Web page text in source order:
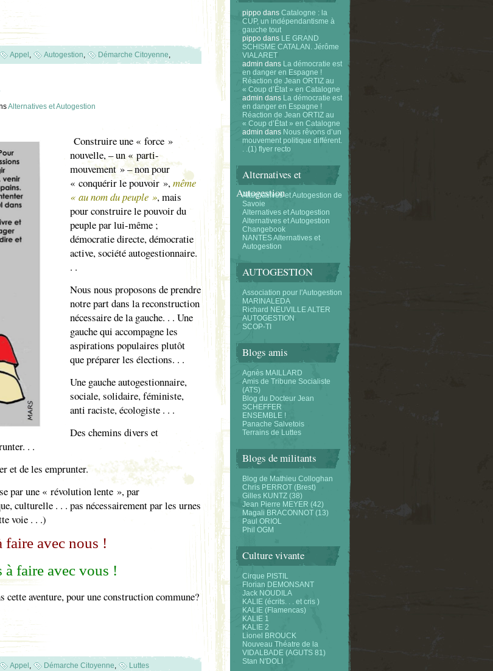
Appel , Autogestion, Démarche Citoyenne,
Alternatives et Autogestion
Construire une « force »
nouvelle, – un « parti-
mouvement » – non pour
« conquérir le pouvoir »,même
« au nom du peuple », mais
pour construire le pouvoir du
peuple par lui-même ;
démocratie directe, démocratie
active, société autogestionnaire.
. .
Nous nous proposons de prendre
notre part dans la reconstruction
nécessaire de la gauche. . . Une
gauche qui accompagne les
aspirations populaires plutôt
que préparer les élections. . .
Une gauche autogestionnaire,
sociale, solidaire, féministe,
anti raciste, écologiste . . .
Des chemins divers et
. .
et de les emprunter.
par une « révolution lente », par
culturelle . . . pas nécessairement par les urnes
voie . . .)
faire avec nous !
à faire avec vous !
cette aventure, pour une construction commune?
Appel , Démarche Citoyenne, Luttes
pippo dans Catalogne : la
CUP, un indépendantisme à
gauche tout
pippo dans LE GRAND
SCHISME CATALAN. Jérôme
VIALARET
admin dans La démocratie est
en danger en Espagne !
Réaction de Jean ORTIZ au
« Coup d’État » en Catalogne
admin dans La démocratie est
en danger en Espagne !
Réaction de Jean ORTIZ au
« Coup d’État » en Catalogne
admin dans Nous rêvons d’un
mouvement politique différent.
. .(1) flyer recto
Alternatives et
Autogestion
Alternatifves et Autogestion de
Savoie
Alternatives et Autogestion
Alternatives et Autogestion
Changebook
NANTES Alternatives et
Autogestion
AUTOGESTION
Association pour l'Autogestion
MARINALEDA
Richard NEUVILLE ALTER
AUTOGESTION
SCOP-TI
Blogs amis
Agnès MAILLARD
Amis de Tribune Socialiste
(ATS)
Blog du Docteur Jean
SCHEFFER
ENSEMBLE !
Panache Salvetois
Terrains de Luttes
Blogs de militants
Blog de Mathieu Colloghan
Chris PERROT (Brest)
Gilles KUNTZ (38)
Jean Pierre MEYER (42)
Magali BRACONNOT (13)
Paul ORIOL
Phil OGM
Culture vivante
Cirque PISTIL
Florian DEMONSANT
Jack NOUDILA
KALIE (écrits. . . et cris )
KALIE (Flamencas)
KALIE 1
KALIE 2
Lionel BROUCK
Nouveau Théatre de la
VIDALBADE (AGUTS 81)
Stan N'DOLI